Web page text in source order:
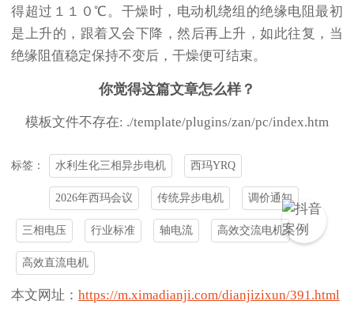
得超过１１０℃。干燥时，电动机绕组的绝缘电阻最初
是上升的，跟着又会下降，然后再上升，如此往复，当
绝缘阻值稳定保持不变后，干燥便可结束。
你觉得这篇文章怎么样？
模板文件不存在: ./template/plugins/zan/pc/index.htm
标签： 水利生化三相异步电机 西玛YRQ
2026年西玛会议 传统异步电机 调价通知
三相电压 行业标准 轴电流 高效交流电机
高效直流电机
本文网址： https://m.ximadianji.com/dianjizixun/391.html